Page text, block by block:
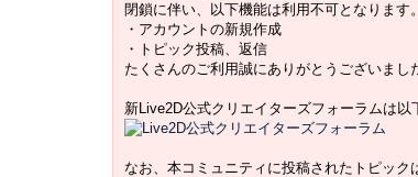
閉鎖に伴い、以下機能は利用不可となります。
・アカウントの新規作成
・トピック投稿、返信
たくさんのご利用誠にありがとうございまし
新Live2D公式クリエイターズフォーラムは以
なお、本コミュニティに投稿されたトピック